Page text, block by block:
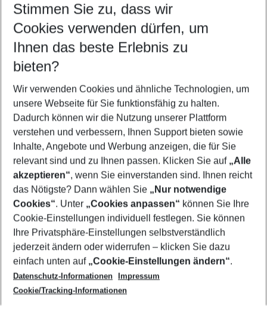
Abflughafen wählen
Beliebiger Abflughafen
Reisezeitraum wählen
10.08.26– 08.08.27 5-8 Nächte
2 Erwachsene Keine Kinder
Mehr Filter anzeigen
Footer
Footer navigation
Über uns
AGB
Cookie-Einstellungen ändern
Cookie-Richtlinie
Datenschutz
Service & Hilfe
Barrierefreies Reisen
Check-in
Folgen Sie uns
Stimmen Sie zu, dass wir
Cookies verwenden dürfen, um
Ihnen das beste Erlebnis zu
bieten?
Wir verwenden Cookies und ähnliche Technologien, um
unsere Webseite für Sie funktionsfähig zu halten.
Dadurch können wir die Nutzung unserer Plattform
verstehen und verbessern, Ihnen Support bieten sowie
Inhalte, Angebote und Werbung anzeigen, die für Sie
relevant sind und zu Ihnen passen. Klicken Sie auf „Alle
akzeptieren“, wenn Sie einverstanden sind. Ihnen reicht
das Nötigste? Dann wählen Sie „Nur notwendige
Cookies“. Unter „Cookies anpassen“ können Sie Ihre
Cookie-Einstellungen individuell festlegen. Sie können
Ihre Privatsphäre-Einstellungen selbstverständlich
jederzeit ändern oder widerrufen – klicken Sie dazu
einfach unten auf „Cookie-Einstellungen ändern“.
Datenschutz-Informationen
Impressum
Cookie/Tracking-Informationen